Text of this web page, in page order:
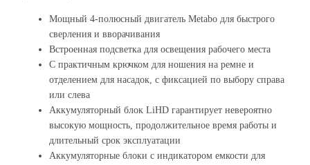
Мощный 4-полюсный двигатель Metabo для быстрого
сверления и вворачивания
Встроенная подсветка для освещения рабочего места
С практичным крючком для ношения на ремне и
отделением для насадок, с фиксацией по выбору справа
или слева
Аккумуляторный блок LiHD гарантирует невероятно
высокую мощность, продолжительное время работы и
длительный срок эксплуатации
Аккумуляторные блоки с индикатором емкости для